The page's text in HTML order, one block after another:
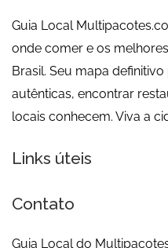
Guia Local
onde comer e os
Brasil. Seu mapa
autênticas, encontrar
locais conhecem. Viva a
Links úteis
Contato
Guia Local do